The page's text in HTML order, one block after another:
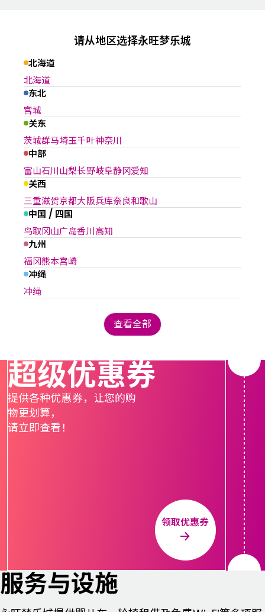
请从地区选择永旺梦乐城
北海道
北海道
东北
宫城
关东
茨城群马埼玉千叶神奈川
中部
富山石川山梨长野岐阜静冈爱知
关西
三重滋贺京都大阪兵库奈良和歌山
中国 / 四国
鸟取冈山广岛香川高知
九州
福冈熊本宫崎
冲绳
冲绳
查看全部
超级优惠券
提供各种优惠券，让您的购
物更划算，
请立即查看！
领取优惠券
服务与设施